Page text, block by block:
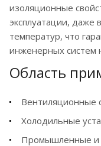
изоляционные
эксплуатации, даже
температур, что
инженерных систем
Область
Вентиляционные
Холодильные
Промышленные и